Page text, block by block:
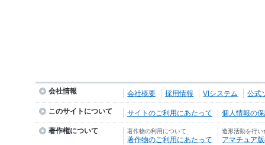
会社情報 会社概要 採用情報 VIシステム 公式
このサイトについて サイトのご利用にあたって 個人情報の
著作権について 著作物の利用について
著作物のご利用にあたって
造形活動を行い
アマチュア